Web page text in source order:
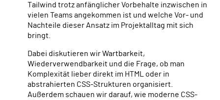
Tailwind trotz anfänglicher Vorbehalte inzwischen in
vielen Teams angekommen ist und welche Vor- und
Nachteile dieser Ansatz im Projektalltag mit sich
bringt.
Dabei diskutieren wir Wartbarkeit,
Wiederverwendbarkeit und die Frage, ob man
Komplexität lieber direkt im HTML oder in
abstrahierten CSS-Strukturen organisiert.
Außerdem schauen wir darauf, wie moderne CSS-